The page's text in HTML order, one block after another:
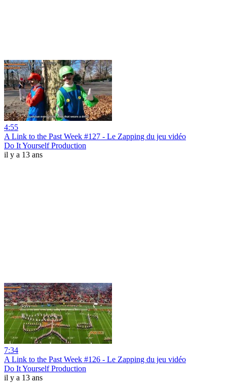
4:55
A Link to the Past Week #127 - Le Zapping du jeu vidéo
Do It Yourself Production
il y a 13 ans
7:34
A Link to the Past Week #126 - Le Zapping du jeu vidéo
Do It Yourself Production
il y a 13 ans